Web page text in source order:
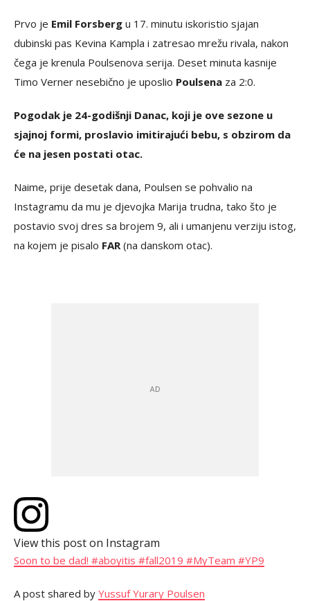
Prvo je Emil Forsberg u 17. minutu iskoristio sjajan
dubinski pas Kevina Kampla i zatresao mrežu rivala, nakon
čega je krenula Poulsenova serija. Deset minuta kasnije
Timo Verner nesebično je uposlio Poulsena za 2:0.
Pogodak je 24-godišnji Danac, koji je ove sezone u
sjajnoj formi, proslavio imitirajući bebu, s obzirom da
će na jesen postati otac.
Naime, prije desetak dana, Poulsen se pohvalio na
Instagramu da mu je djevojka Marija trudna, tako što je
postavio svoj dres sa brojem 9, ali i umanjenu verziju istog,
na kojem je pisalo FAR(na danskom otac).
View this post on Instagram
Soon to be dad! #aboyitis #fall2019 #MyTeam #YP9
A post shared by Yussuf Yurary Poulsen